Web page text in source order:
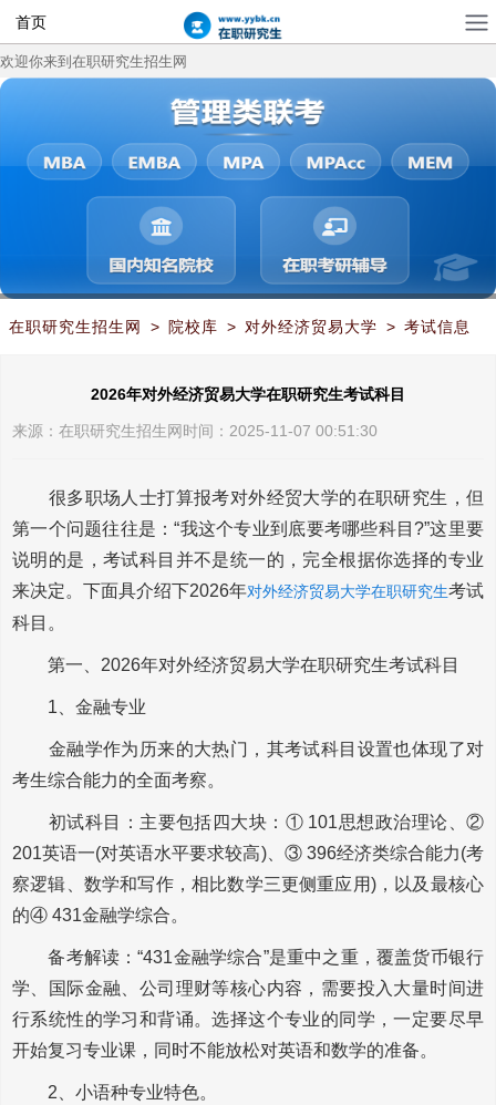
首页
欢迎你来到在职研究生招生网
在职研究生招生网 > 院校库 > 对外经济贸易大学 > 考试信息
2026年对外经济贸易大学在职研究生考试科目
2026年对外经济贸易大学在职研究生考试科目
来源： 在职研究生招生网 时间：2025-11-07 00:51:30
很多职场人士打算报考对外经贸大学的在职研究生，但
第一个问题往往是：“我这个专业到底要考哪些科目?”这里要
说明的是，考试科目并不是统一的，完全根据你选择的专业
来决定。下面具介绍下2026年对外经济贸易大学在职研究生考试
科目。
第一、2026年对外经济贸易大学在职研究生考试科目
1、金融专业
金融学作为历来的大热门，其考试科目设置也体现了对
考生综合能力的全面考察。
初试科目：主要包括四大块：① 101思想政治理论、②
201英语一(对英语水平要求较高)、③ 396经济类综合能力(考
察逻辑、数学和写作，相比数学三更侧重应用)，以及最核心
的④ 431金融学综合。
备考解读：“431金融学综合”是重中之重，覆盖货币银行
学、国际金融、公司理财等核心内容，需要投入大量时间进
行系统性的学习和背诵。选择这个专业的同学，一定要尽早
开始复习专业课，同时不能放松对英语和数学的准备。
2、小语种专业特色。